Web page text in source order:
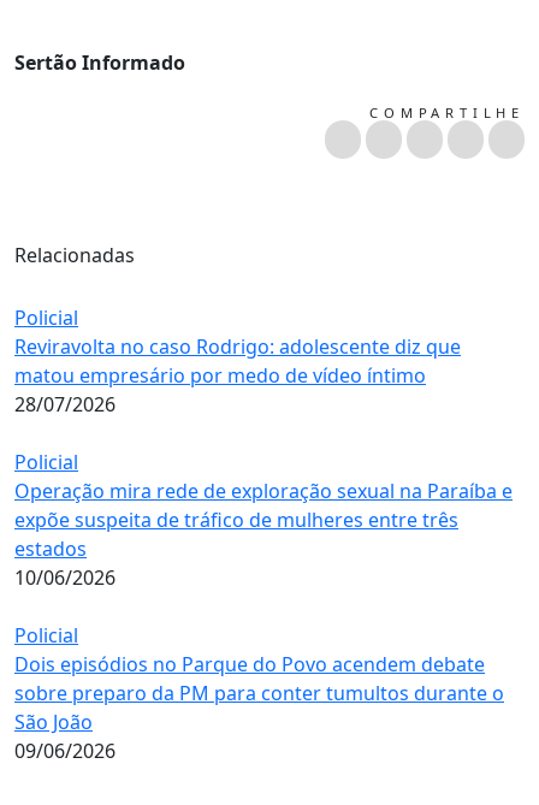
Sertão Informado
COMPARTILHE
Relacionadas
Policial
Reviravolta no caso Rodrigo: adolescente diz que
matou empresário por medo de vídeo íntimo
28/07/2026
Policial
Operação mira rede de exploração sexual na Paraíba e
expõe suspeita de tráfico de mulheres entre três
estados
10/06/2026
Policial
Dois episódios no Parque do Povo acendem debate
sobre preparo da PM para conter tumultos durante o
São João
09/06/2026